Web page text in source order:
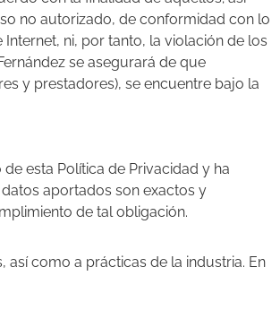
no autorizado, de conformidad con lo
ni, por tanto, la violación de los
se asegurará de que
y prestadores), se encuentre bajo la
esta Política de Privacidad y ha
aportados son exactos y
de tal obligación.
como a prácticas de la industria. En